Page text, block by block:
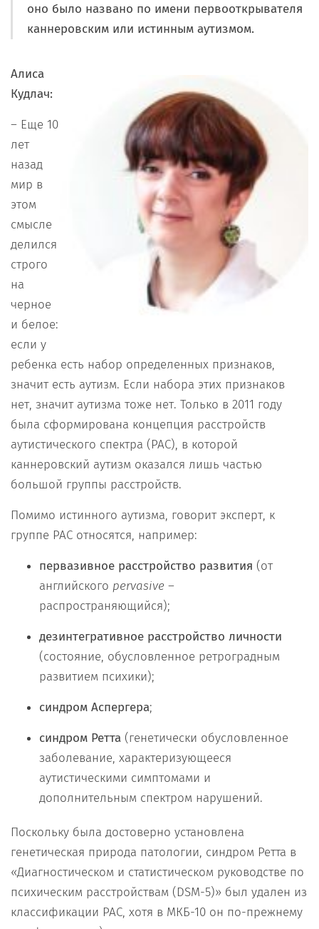
оно было названо по имени первооткрывателя
каннеровским или истинным аутизмом.
Алиса
Кудлач:
– Еще 10
лет
назад
мир в
этом
смысле
делился
строго
на
черное
и белое:
если у
ребенка есть набор определенных признаков,
значит есть аутизм. Если набора этих признаков
нет, значит аутизма тоже нет. Только в 2011 году
была сформирована концепция расстройств
аутистического спектра (РАС), в которой
каннеровский аутизм оказался лишь частью
большой группы расстройств.
Помимо истинного аутизма, говорит эксперт, к
группе РАС относятся, например:
первазивное расстройство развития (от
английского pervasive –
распространяющийся);
дезинтегративное расстройство личности
(состояние, обусловленное ретроградным
развитием психики);
синдром Аспергера;
синдром Ретта (генетически обусловленное
заболевание, характеризующееся
аутистическими симптомами и
дополнительным спектром нарушений.
Поскольку была достоверно установлена
генетическая природа патологии, синдром Ретта в
«Диагностическом и статистическом руководстве по
психическим расстройствам (DSM-5)» был удален из
классификации РАС, хотя в МКБ-10 он по-прежнему